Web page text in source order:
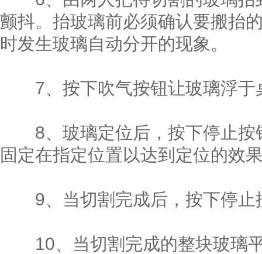
颤抖。抬玻璃前必须确认要搬抬
时发生玻璃自动分开的现象。
7、按下吹气按钮让玻璃浮于
8、玻璃定位后，按下停止按
固定在指定位置以达到定位的效
9、当切割完成后，按下停止
10、当切割完成的整块玻璃平